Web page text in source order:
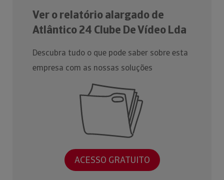
Ver o relatório alargado de
Atlântico 24 Clube De Vídeo Lda
Descubra tudo o que pode saber sobre esta
empresa com as nossas soluções
ACESSO GRATUITO